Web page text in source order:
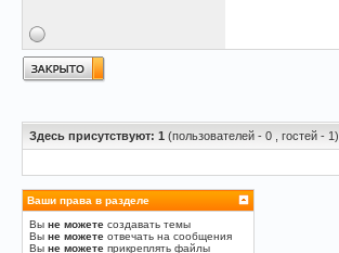
Здесь присутствуют: 1 (пользователей - 0 , гостей - 1)
Ваши права в разделе
Вы не можете создавать темы
Вы не можете отвечать на сообщения
Вы не можете прикреплять файлы